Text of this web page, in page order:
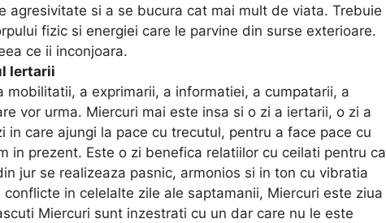
agresivitate si a se bucura cat mai mult de viata. Trebuie
fizic si energiei care le parvine din surse exterioare.
ce ii inconjoara.
Iertarii
mobilitatii, a exprimarii, a informatiei, a cumpatarii, a
vor urma. Miercuri mai este insa si o zi a iertarii, o zi a
in care ajungi la pace cu trecutul, pentru a face pace cu
in prezent. Este o zi benefica relatiilor cu ceilati pentru ca
jur se realizeaza pasnic, armonios si in ton cu vibratia
in celelalte zile ale saptamanii, Miercuri este ziua
Miercuri sunt inzestrati cu un dar care nu le este